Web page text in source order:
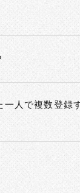
人で複数登録